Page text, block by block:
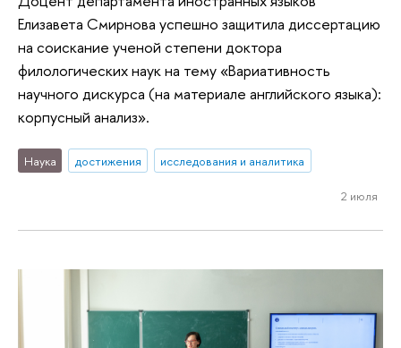
Елизавета Смирнова успешно защитила диссертацию
на соискание ученой степени доктора
филологических наук на тему «Вариативность
научного дискурса (на материале английского языка):
корпусный анализ».
Наука достижения исследования и аналитика
2 июля